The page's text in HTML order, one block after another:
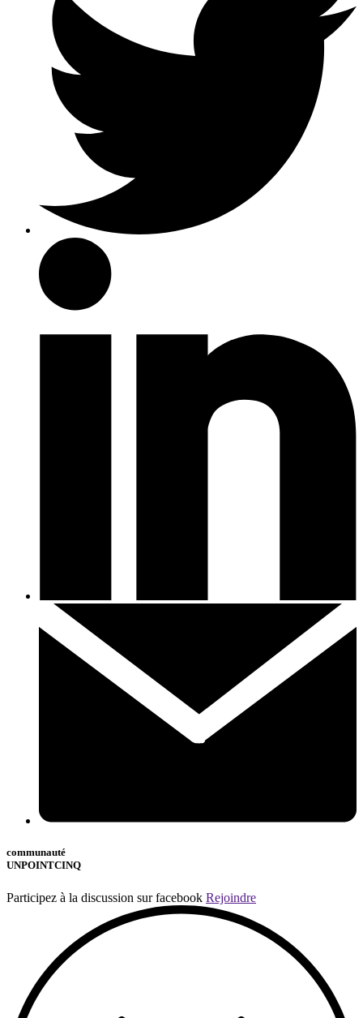
communauté
UNPOINTCINQ
Participez à la discussion sur facebook Rejoindre